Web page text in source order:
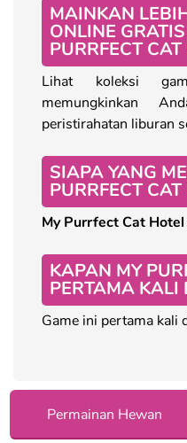
MAINKAN
ONLINE
PURRFECT
Lihat koleksi
memungkinkan
peristirahatan liburan
SIAPA YANG
PURRFECT CAT
My Purrfect Cat Hotel
KAPAN MY
PERTAMA KALI
Game ini pertama
Permainan Hewan